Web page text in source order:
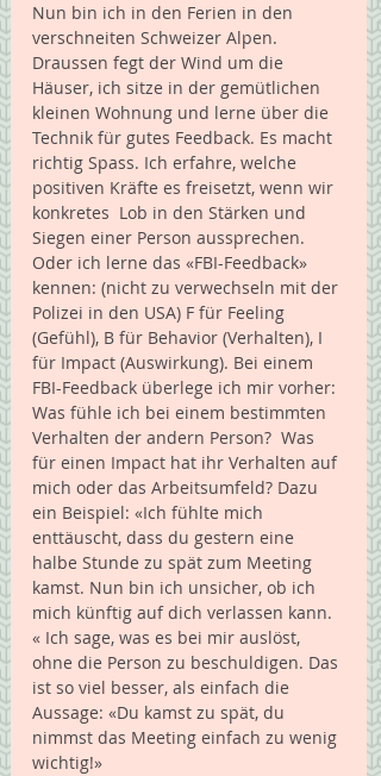
Nun bin ich in den Ferien in den
verschneiten Schweizer Alpen.
Draussen fegt der Wind um die
Häuser, ich sitze in der gemütlichen
kleinen Wohnung und lerne über die
Technik für gutes Feedback. Es macht
richtig Spass. Ich erfahre, welche
positiven Kräfte es freisetzt, wenn wir
konkretes  Lob in den Stärken und
Siegen einer Person aussprechen.
Oder ich lerne das «FBI-Feedback»
kennen: (nicht zu verwechseln mit der
Polizei in den USA) F für Feeling
(Gefühl), B für Behavior (Verhalten), I
für Impact (Auswirkung). Bei einem
FBI-Feedback überlege ich mir vorher:
Was fühle ich bei einem bestimmten
Verhalten der andern Person?  Was
für einen Impact hat ihr Verhalten auf
mich oder das Arbeitsumfeld? Dazu
ein Beispiel: «Ich fühlte mich
enttäuscht, dass du gestern eine
halbe Stunde zu spät zum Meeting
kamst. Nun bin ich unsicher, ob ich
mich künftig auf dich verlassen kann.
« Ich sage, was es bei mir auslöst,
ohne die Person zu beschuldigen. Das
ist so viel besser, als einfach die
Aussage: «Du kamst zu spät, du
nimmst das Meeting einfach zu wenig
wichtig!»